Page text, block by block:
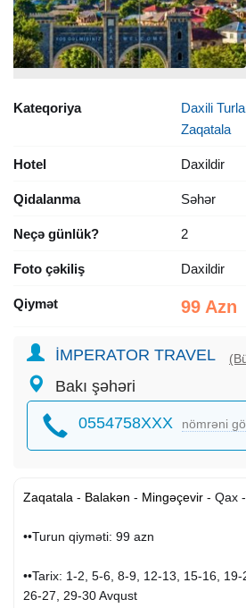
Kateqoriya
Daxili
Zaqatala
Hotel Daxildir
Qidalanma Səhər
Neçə günlük? 2
Foto çəkiliş Daxildir
Qiymət 99 Azn
İMPERATOR TRAVEL
Bakı şəhəri
0554758XXX nömrəni
Zaqatala - Balakən - Mingəçevir - Qax
••Turun qiyməti: 99 azn
••Tarix: 1-2, 5-6, 8-9, 12-13, 15-16, 19-
26-27, 29-30 Avqust